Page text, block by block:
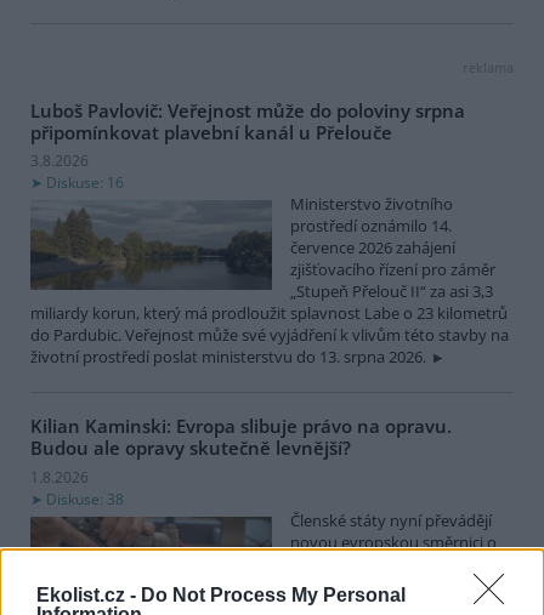
Ekolist.cz - Do Not Process My Personal
reklama
Luboš Pavlovič: Veřejnost může do poloviny srpna
připomínkovat plavební kanál u Přelouče
3.8.2026
Diskuse: 16
Ministerstvo životního
prostředí oznámilo 14.
července 2026 zahájení
zjišťovacího řízení pro záměr
„Stupeň Přelouč II“ za asi 3,3
miliardy korun, který má prodloužit splavnost Labe o 23 kilometrů
do Pardubic. Veřejnost může své vyjádření k vlivům této stavby na
životní prostředí poslat ministerstvu do 13. srpna 2026.
Kilian Kaminski: Evropa slibuje právo na opravu.
Budou ale opravy skutečně levnější?
1.8.2026
Diskuse: 38
Členské státy nyní převádějí
novou evropskou směrnici o
legislativy. Podle společnosti
refurbed, evropským